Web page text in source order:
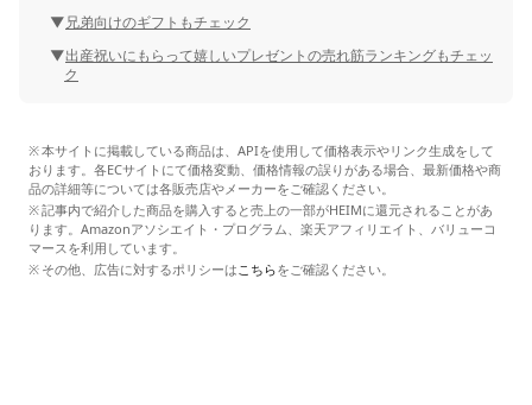
兄弟向けのギフトもチェック
出産祝いにもらって嬉しいプレゼントの売れ筋ランキングもチェッ
ク
本サイトに掲載している商品は、APIを使用して価格表示やリンク生成をして
おります。各ECサイトにて価格変動、価格情報の誤りがある場合、最新価格や商
品の詳細等については各販売店やメーカーをご確認ください。
記事内で紹介した商品を購入すると売上の一部がHEIMに還元されることがあ
ります。Amazonアソシエイト・プログラム、楽天アフィリエイト、バリューコ
マースを利用しています。
その他、広告に対するポリシーはこちらをご確認ください。